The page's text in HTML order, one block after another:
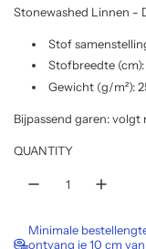
l
p
r
Stonewashed Linnen -
Stof
Stofbreedte (cm):
Gewicht (g/m²):
Bijpassend garen: volgt
QUANTITY
Minimale
ontvang je 10 cm